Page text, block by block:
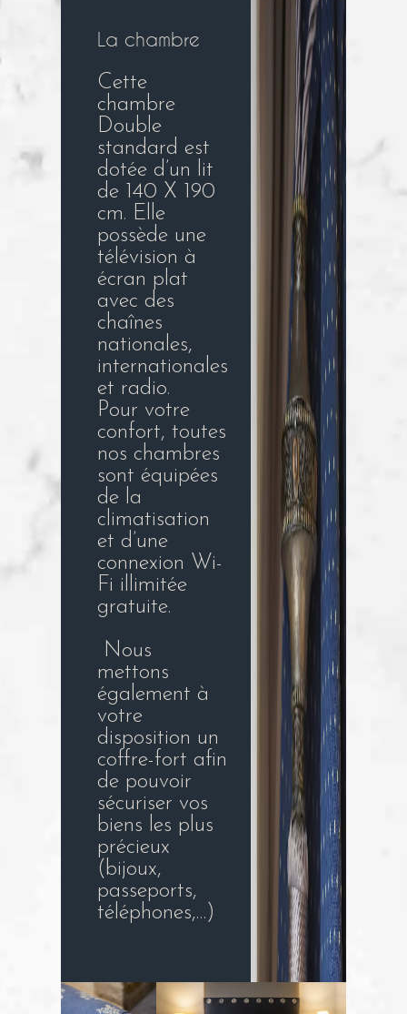
La chambre
Cette
chambre
Double
standard est
dotée d’un lit
de 140 X 190
cm. Elle
possède une
télévision à
écran plat
avec des
chaînes
nationales,
internationales
et radio.
Pour votre
confort, toutes
nos chambres
sont équipées
de la
climatisation
et d’une
connexion Wi-
Fi illimitée
gratuite.
Nous
mettons
également à
votre
disposition un
coffre-fort afin
de pouvoir
sécuriser vos
biens les plus
précieux
(bijoux,
passeports,
téléphones,…)